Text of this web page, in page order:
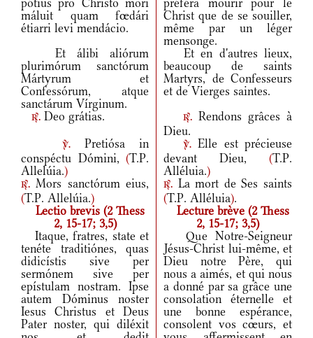
pótius pro Christo mori
máluit quam fœdári
étiarri levi mendácio.
préféra mourir pour le
Christ que de se souiller,
même par un léger
mensonge.
Et álibi aliórum
plurimórum sanctórum
Mártyrum et
Confessórum, atque
sanctárum Vírginum.
Et en d'autres lieux,
beaucoup de saints
Martyrs, de Confesseurs
et de Vierges saintes.
r. Deo grátias. r.Rendons grâces à
Dieu.
v.
Pretiósa in
conspéctu Dómini, (T.P.
Allelúia.)
r. Mors sanctórum eius,
(T.P. Allelúia.)
v. Elle est précieuse
devant Dieu, (T.P.
Alléluia.)
r. La mort de Ses saints
(T.P. Alléluia).
Lectio brevis (2 Thess
2, 15-17; 3,5)
Lecture brève (2 Thess
2, 15-17; 3,5)
Itaque, fratres, state et
tenéte traditiónes, quas
didicístis sive per
sermónem sive per
epístulam nostram. Ipse
autem Dóminus noster
Iesus Christus et Deus
Pater noster, qui diléxit
Que Notre-Seigneur
Jésus-Christ lui-même, et
Dieu notre Père, qui
nous a aimés, et qui nous
a donné par sa grâce une
consolation éternelle et
une bonne espérance,
consolent vos cœurs, et